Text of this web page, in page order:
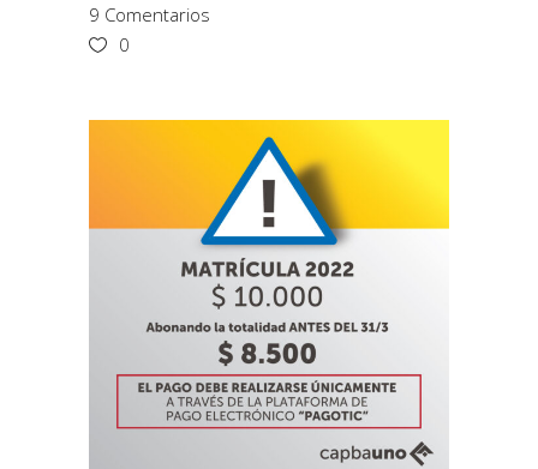
9 Comentarios
0